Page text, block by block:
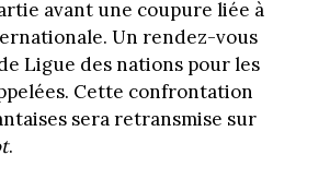
avant une coupure liée à
Un rendez-vous
Ligue des nations pour les
Cette confrontation
sera retransmise sur
.